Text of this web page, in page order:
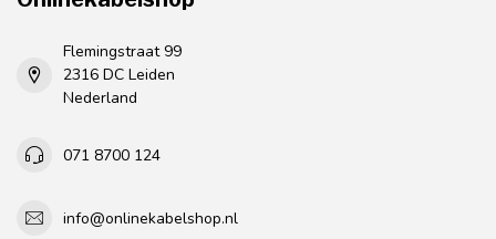
Flemingstraat 99
2316 DC Leiden
Nederland
071 8700 124
info@onlinekabelshop.nl